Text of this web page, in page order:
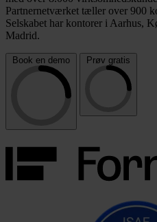
Partnernetværket tæller over 900
Selskabet har kontorer i Aarhus,
Madrid.
Book en demo Prøv gratis